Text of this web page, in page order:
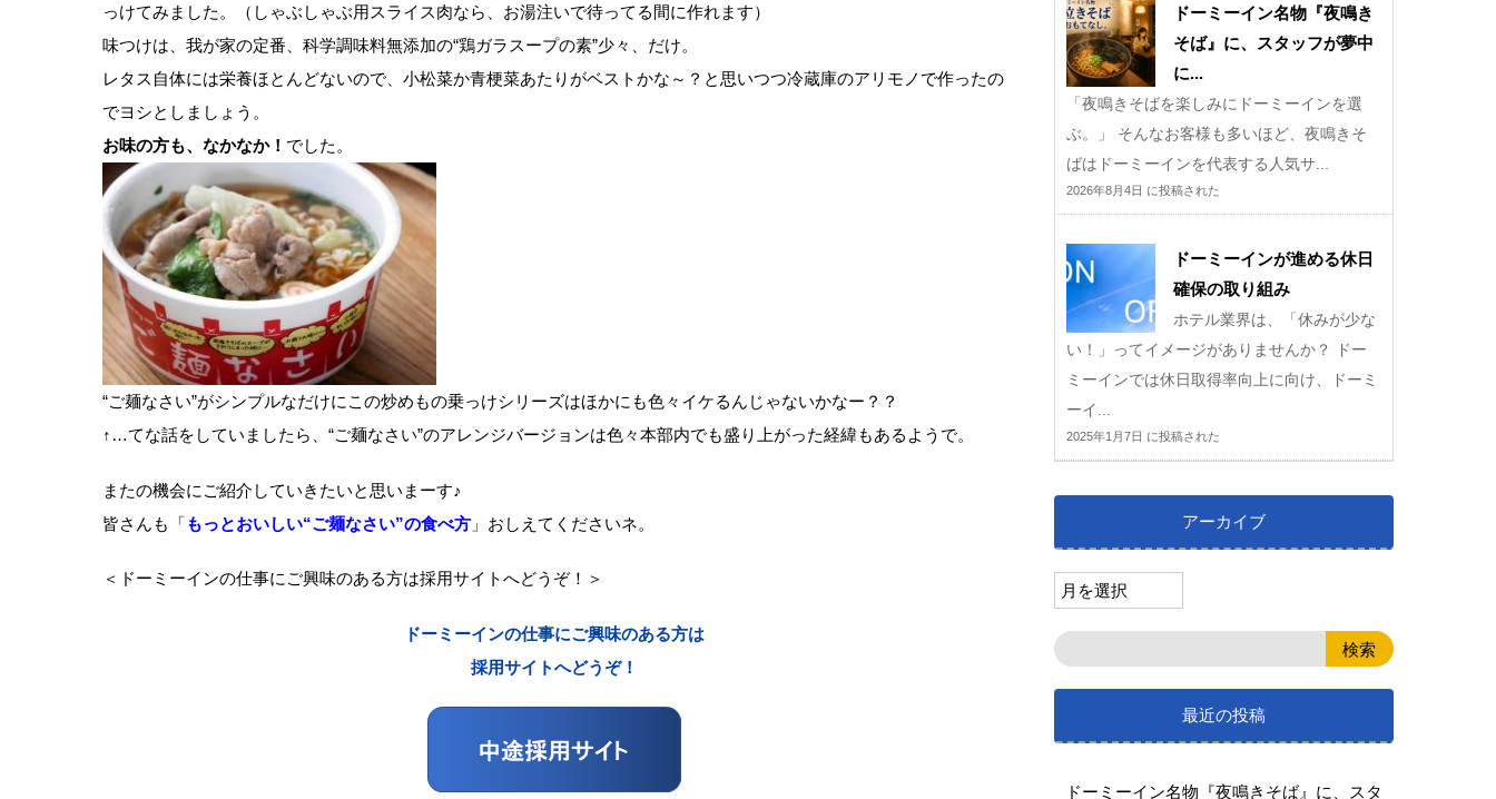
っけてみました。（しゃぶしゃぶ用スライス肉なら、お湯注いで待ってる間に作れます）
味つけは、我が家の定番、科学調味料無添加の“鶏ガラスープの素”少々、だけ。
レタス自体には栄養ほとんどないので、小松菜か青梗菜あたりがベストかな～？と思いつつ冷蔵庫のアリモノで作ったの
でヨシとしましょう。
お味の方も、なかなか！ でした。
“ご麺なさい”がシンプルなだけにこの炒めもの乗っけシリーズはほかにも色々イケるんじゃないかなー？？
↑…てな話をしていましたら、“ご麺なさい”のアレンジバージョンは色々本部内でも盛り上がった経緯もあるようで。
またの機会にご紹介していきたいと思いまーす♪
皆さんも「もっとおいしい“ご麺なさい”の食べ方 」おしえてくださいネ。
＜ ドーミーインの仕事にご興味のある方は採用サイトへどうぞ！ ＞
ドーミーインの仕事にご興味のある方は
採用サイトへどうぞ！
ドーミーイン名物『夜鳴き
そば』に、スタッフが夢中
に...
「夜鳴きそばを楽しみにドーミーインを選
ぶ。」 そんなお客様も多いほど、夜鳴きそ
ばはドーミーインを代表する人気サ...
2026年8月4日 に投稿された
ドーミーインが進める休日
確保の取り組み
ホテル業界は、「休みが少な
い！」ってイメージがありませんか？ ドー
ミーインでは休日取得率向上に向け、ドーミ
ーイ...
2025年1月7日 に投稿された
アーカイブ
最近の投稿
ドーミーイン名物『夜鳴きそば』に、スタ